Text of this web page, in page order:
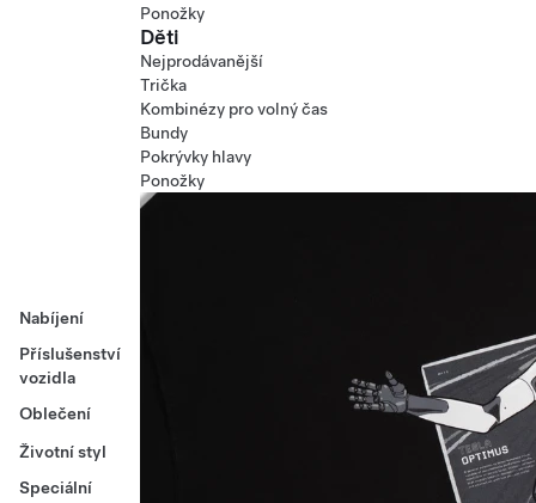
Nabíjení
Příslušenství
vozidla
Oblečení
Životní styl
Speciální
Ponožky
Děti
Nejprodávanější
Trička
Kombinézy pro volný čas
Bundy
Pokrývky hlavy
Ponožky